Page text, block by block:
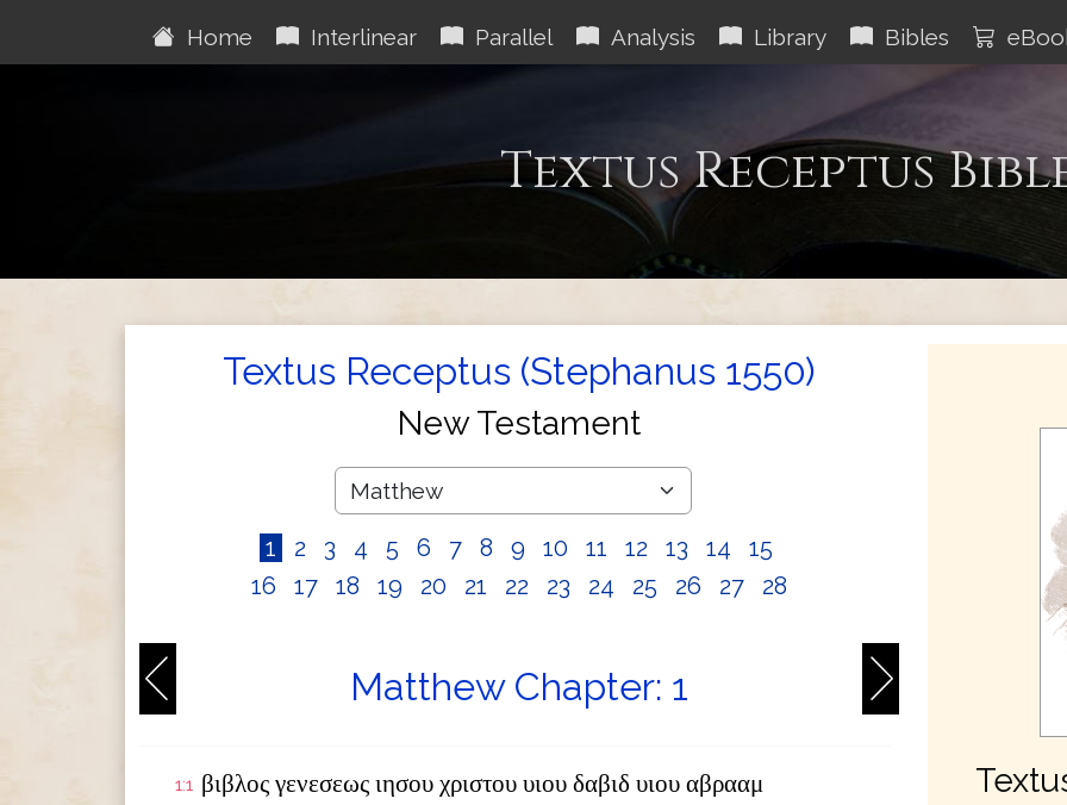
Home Interlinear Parallel Analysis Library Bibles
Textus Receptus
Textus Receptus (Stephanus 1550)
New Testament
1 2 3 4 5 6 7 8 9 10 11 12 13 14
15
16
17 18 19 20 21 22 23 24 25 26 27 28
Matthew Chapter: 1
1:1 βιβλος γενεσεως ιησου χριστου υιου δαβιδ υιου αβρααμ